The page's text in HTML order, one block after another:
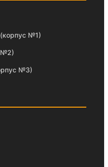
№1)
№2)
№3)